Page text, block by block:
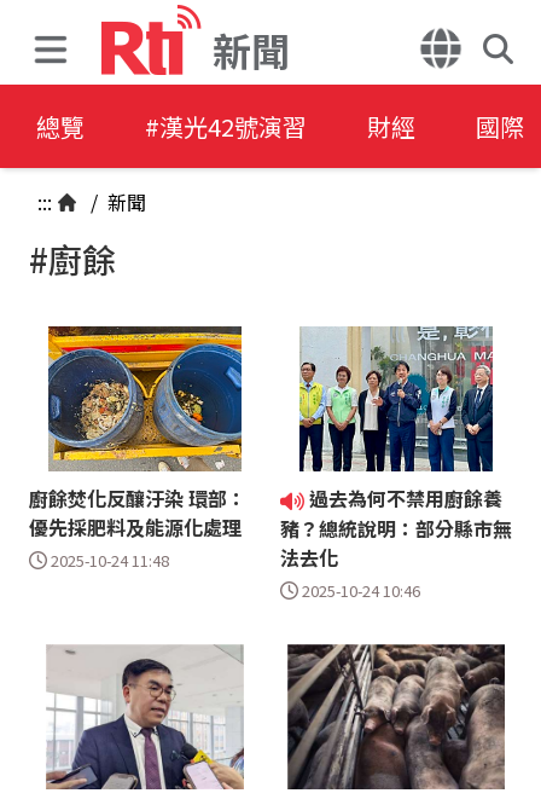
新聞
總覽 #漢光42號演習 財經 國際
::: / 新聞
#廚餘
廚餘焚化反釀汙染 環部：
優先採肥料及能源化處理
2025-10-24 11:48
過去為何不禁用廚餘養
豬？總統說明：部分縣市無
法去化
2025-10-24 10:46